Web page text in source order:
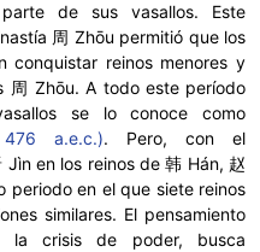
de sus vasallos. Este
周 Zhōu permitió que los
conquistar reinos menores y
周 Zhōu. A todo este período
se lo conoce como
a.e.c.). Pero, con el
en los reinos de 韩 Hán, 赵
periodo en el que siete reinos
similares. El pensamiento
la crisis de poder, busca